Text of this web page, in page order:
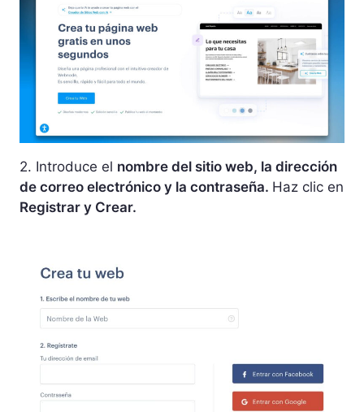
2. Introduce el nombre del sitio web, la dirección
de correo electrónico y la contraseña. Haz clic en
Registrar y Crear.